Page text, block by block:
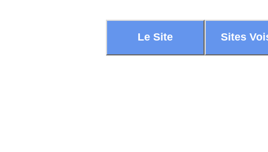
Le Site Sites